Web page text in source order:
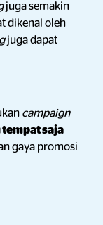
juga semakin
dikenal oleh
juga dapat
campaign
tempat saja
gaya promosi